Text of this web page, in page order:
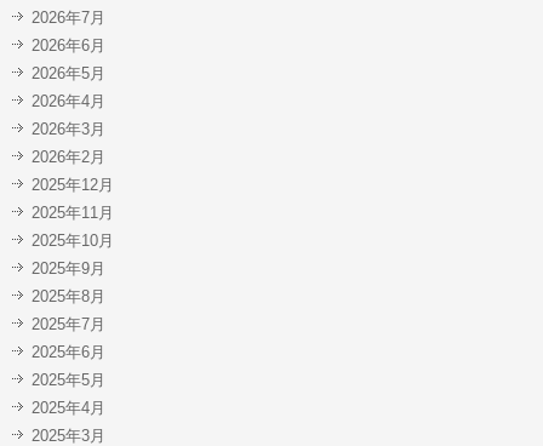
2026年7月
2026年6月
2026年5月
2026年4月
2026年3月
2026年2月
2025年12月
2025年11月
2025年10月
2025年9月
2025年8月
2025年7月
2025年6月
2025年5月
2025年4月
2025年3月